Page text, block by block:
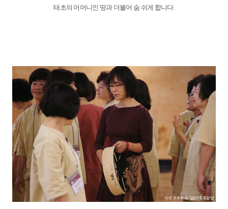
태초의 어머니인 땅과 더불어 숨 쉬게 합니다.